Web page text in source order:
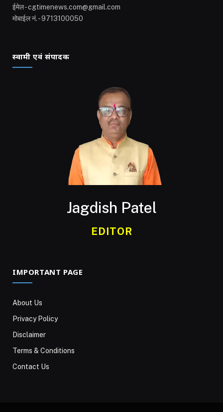
ईमेल - cgtimenews.com@gmail.com
मोबाईल नं. - 9713100050
स्वामी एवं संपादक
Jagdish Patel
EDITOR
IMPORTANT PAGE
About Us
Privacy Policy
Disclaimer
Terms & Conditions
Contact Us